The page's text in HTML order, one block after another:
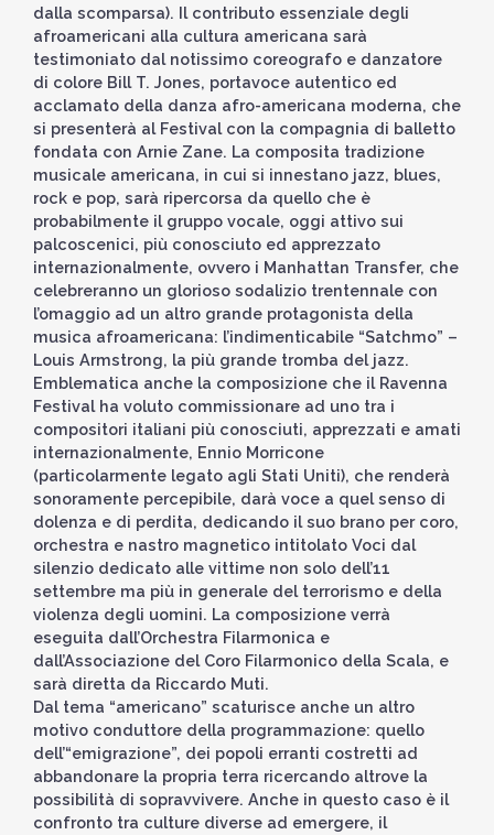
dalla scomparsa). Il contributo essenziale degli
afroamericani alla cultura americana sarà
testimoniato dal notissimo coreografo e danzatore
di colore Bill T. Jones, portavoce autentico ed
acclamato della danza afro-americana moderna, che
si presenterà al Festival con la compagnia di balletto
fondata con Arnie Zane. La composita tradizione
musicale americana, in cui si innestano jazz, blues,
rock e pop, sarà ripercorsa da quello che è
probabilmente il gruppo vocale, oggi attivo sui
palcoscenici, più conosciuto ed apprezzato
internazionalmente, ovvero i Manhattan Transfer, che
celebreranno un glorioso sodalizio trentennale con
l’omaggio ad un altro grande protagonista della
musica afroamericana: l’indimenticabile “Satchmo” –
Louis Armstrong, la più grande tromba del jazz.
Emblematica anche la composizione che il Ravenna
Festival ha voluto commissionare ad uno tra i
compositori italiani più conosciuti, apprezzati e amati
internazionalmente, Ennio Morricone
(particolarmente legato agli Stati Uniti), che renderà
sonoramente percepibile, darà voce a quel senso di
dolenza e di perdita, dedicando il suo brano per coro,
orchestra e nastro magnetico intitolato Voci dal
silenzio dedicato alle vittime non solo dell’11
settembre ma più in generale del terrorismo e della
violenza degli uomini. La composizione verrà
eseguita dall’Orchestra Filarmonica e
dall’Associazione del Coro Filarmonico della Scala, e
sarà diretta da Riccardo Muti.
Dal tema “americano” scaturisce anche un altro
motivo conduttore della programmazione: quello
dell’“emigrazione”, dei popoli erranti costretti ad
abbandonare la propria terra ricercando altrove la
possibilità di sopravvivere. Anche in questo caso è il
confronto tra culture diverse ad emergere, il